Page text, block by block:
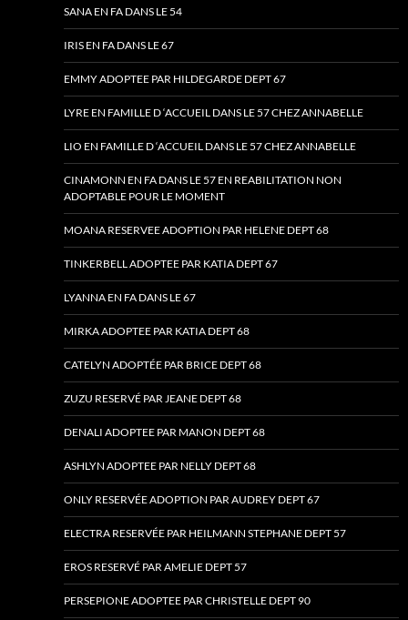
SANA EN FA DANS LE 54
IRIS EN FA DANS LE 67
EMMY ADOPTEE PAR HILDEGARDE DEPT 67
LYRE EN FAMILLE D ‘ACCUEIL DANS LE 57 CHEZ ANNABELLE
LIO EN FAMILLE D ‘ACCUEIL DANS LE 57 CHEZ ANNABELLE
CINAMONN EN FA DANS LE 57 EN REABILITATION NON
ADOPTABLE POUR LE MOMENT
MOANA RESERVEE ADOPTION PAR HELENE DEPT 68
TINKERBELL ADOPTEE PAR KATIA DEPT 67
LYANNA EN FA DANS LE 67
MIRKA ADOPTEE PAR KATIA DEPT 68
CATELYN ADOPTÉE PAR BRICE DEPT 68
ZUZU RESERVÉ PAR JEANE DEPT 68
DENALI ADOPTEE PAR MANON DEPT 68
ASHLYN ADOPTEE PAR NELLY DEPT 68
ONLY RESERVÉE ADOPTION PAR AUDREY DEPT 67
ELECTRA RESERVÉE PAR HEILMANN STEPHANE DEPT 57
EROS RESERVÉ PAR AMELIE DEPT 57
PERSEPIONE ADOPTEE PAR CHRISTELLE DEPT 90